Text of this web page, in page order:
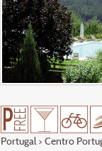
Portugal> Centro